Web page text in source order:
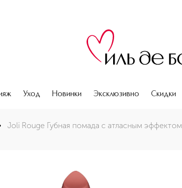
Уход Новинки Эксклюзивно Скидки
Joli Rouge Губная помада с атласным эффектом